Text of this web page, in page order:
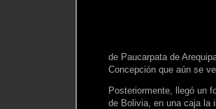
de Paucarpata de
Concepción que aún se
Posteriormente, llegó un
de Bolivia, en una caja la